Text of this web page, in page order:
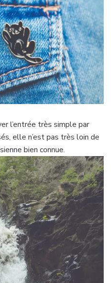
l’entrée très simple par
elle n’est pas très loin de
bien connue.